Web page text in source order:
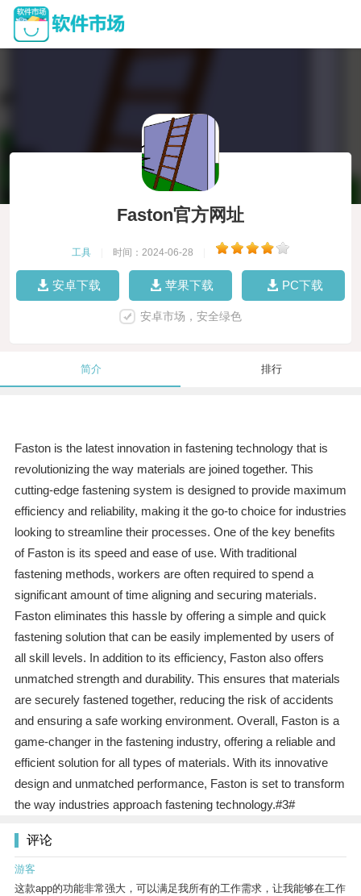
Faston官方网址
工具 时间：2024-06-28
安卓下载 苹果下载 PC下载
安卓市场，安全绿色
简介 排行
Faston is the latest innovation in fastening technology that is
revolutionizing the way materials are joined together. This
cutting-edge fastening system is designed to provide maximum
efficiency and reliability, making it the go-to choice for industries
looking to streamline their processes. One of the key benefits
of Faston is its speed and ease of use. With traditional
fastening methods, workers are often required to spend a
significant amount of time aligning and securing materials.
Faston eliminates this hassle by offering a simple and quick
fastening solution that can be easily implemented by users of
all skill levels. In addition to its efficiency, Faston also offers
unmatched strength and durability. This ensures that materials
are securely fastened together, reducing the risk of accidents
and ensuring a safe working environment. Overall, Faston is a
game-changer in the fastening industry, offering a reliable and
efficient solution for all types of materials. With its innovative
design and unmatched performance, Faston is set to transform
the way industries approach fastening technology.#3#
评论
游客
这款app的功能非常强大，可以满足我所有的工作需求，让我能够在工作